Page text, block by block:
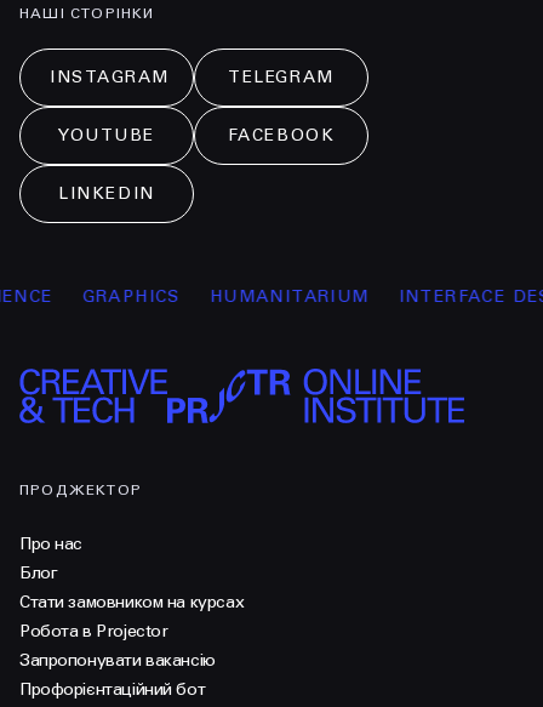
НАШІ СТОРІНКИ
INSTAGRAM TELEGRAM
YOUTUBE FACEBOOK
LINKEDIN
GRAPHICS HUMANITARIUM INTERFACE
ПРОДЖЕКТОР
Про нас
Блог
Стати замовником на курсах
Робота в Projector
Запропонувати вакансію
Профорієнтаційний бот